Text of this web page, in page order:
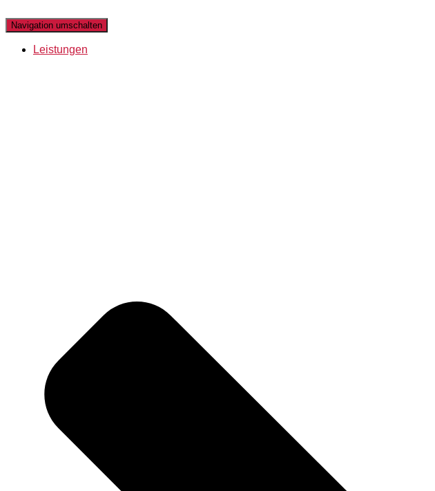
Navigation umschalten
Leistungen